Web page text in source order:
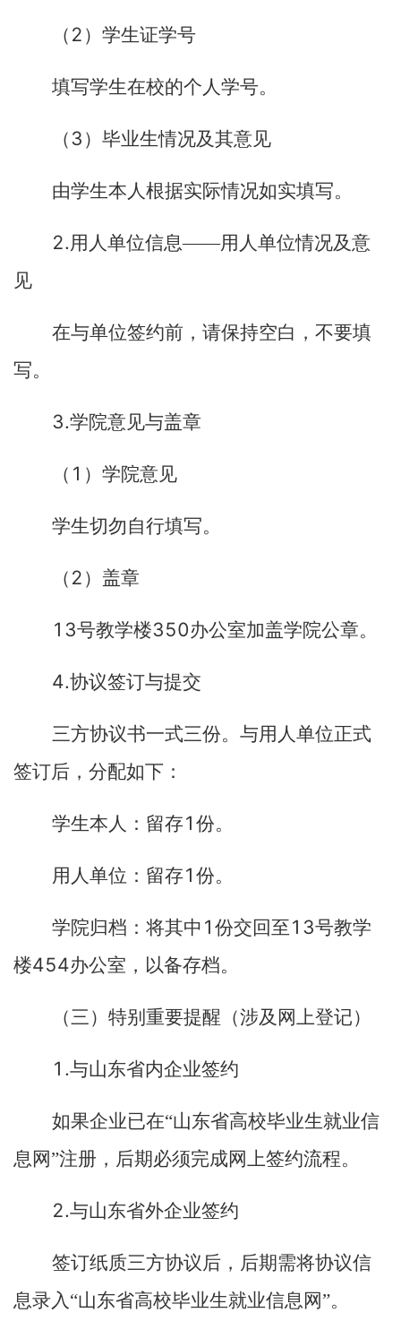
（ 2 ）学生证学号
填写学生在校的个人学号。
（3 ）毕业生情况及其意见
由学生本人根据实际情况如实填写。
2.用人单位信息——用人单位情况及意
见
在与单位签约前，请保持空白，不要填
写。
3.学院意见与盖章
（ 1 ）学院意见
学生切勿自行填写。
（ 2 ）盖章
13号教学楼350办公室加盖学院公章。
4.协议签订与提交
三方协议书一式三份。与用人单位正式
签订后，分配如下：
学生本人：留存1 份。
用人单位：留存1 份。
学院归档：将其中 1 份交回至13号教学
楼454办公室，以备存档。
（三）特别重要提醒（涉及网上登记）
1.与山东省内企业签约
如果企业已在“山东省高校毕业生就业信
息网”注册，后期必须完成网上签约流程。
2.与山东省外企业签约
签订纸质三方协议后，后期需将协议信
息录入“山东省高校毕业生就业信息网”。